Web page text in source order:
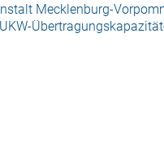
Mecklenburg-